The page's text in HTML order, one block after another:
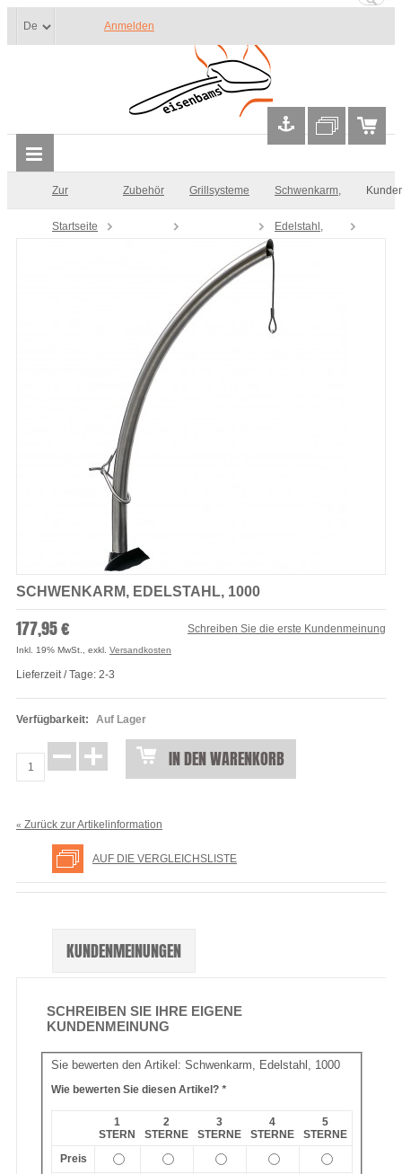
Anmelden
Zur
Startseite
Zubehör Grillsysteme Schwenkarm,
Edelstahl,
SCHWENKARM, EDELSTAHL, 1000
Schreiben Sie die erste Kundenmeinung
Verfügbarkeit: Auf Lager
177,95 €
Inkl. 19% MwSt. exkl. Versandkosten
Lieferzeit / Tage: 2-3
IN DEN WARENKORB
« Zurück zur Artikelinformation
AUF DIE VERGLEICHSLISTE
KUNDENMEINUNGEN
SCHREIBEN SIE IHRE EIGENE
KUNDENMEINUNG
Sie bewerten den Artikel: Schwenkarm, Edelstahl, 1000
Wie bewerten Sie diesen Artikel? *
1
STERN
2
STERNE
3
STERNE
4
STERNE
5
STERNE
Preis